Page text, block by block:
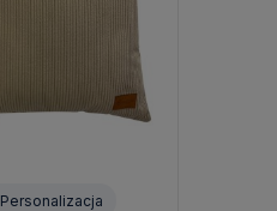
Personalizacja